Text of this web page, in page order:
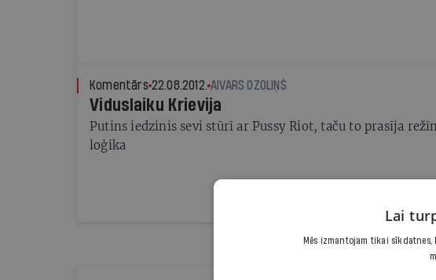
Komentārs 22.08.2012. AIVARS OZOLIŅŠ
Viduslaiku Krievija
Putins iedzinis sevi stūrī ar Pussy Riot, taču to prasīja
loģika
Lai
Mēs izmantojam tikai